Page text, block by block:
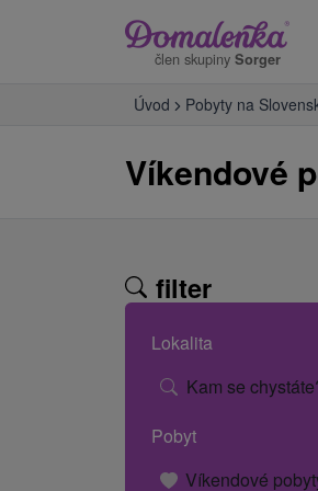
člen skupiny Sorger
Úvod Pobyty na
Víkendové
filter
Lokalita
Kam se
Pobyt
Víkendové